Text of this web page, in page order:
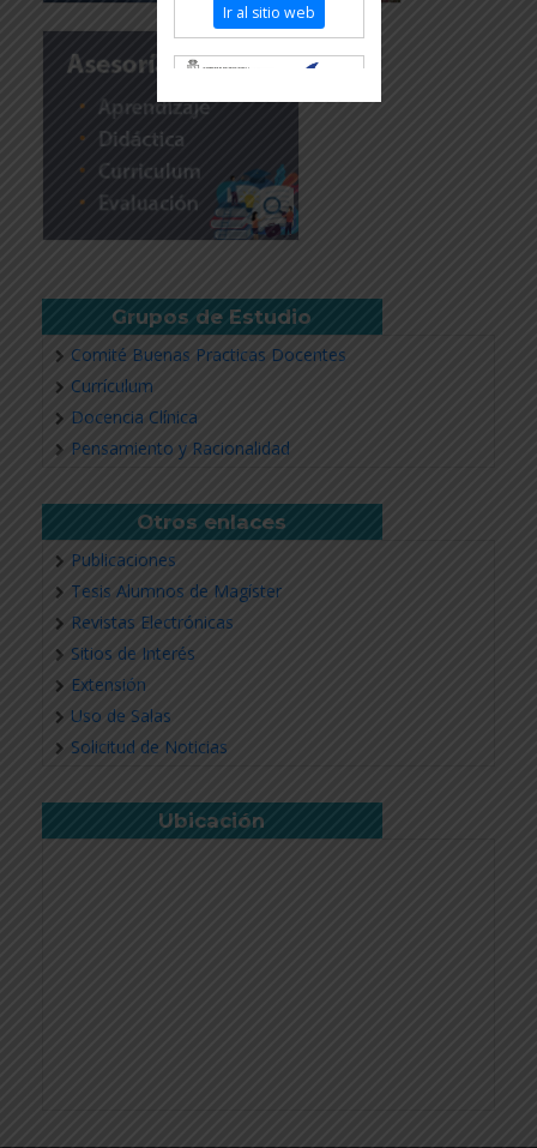
Grupos de Estudio
Comité Buenas Practicas Docentes
Currículum
Docencia Clínica
Pensamiento y Racionalidad
Otros enlaces
Publicaciones
Tesis Alumnos de Magíster
Revistas Electrónicas
Sitios de Interés
Extensión
Uso de Salas
Solicitud de Noticias
Ubicación
Ir al sitio web
Revisar más información